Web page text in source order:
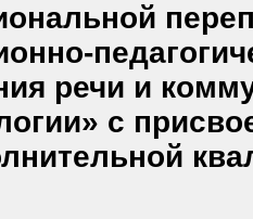
речи и
с